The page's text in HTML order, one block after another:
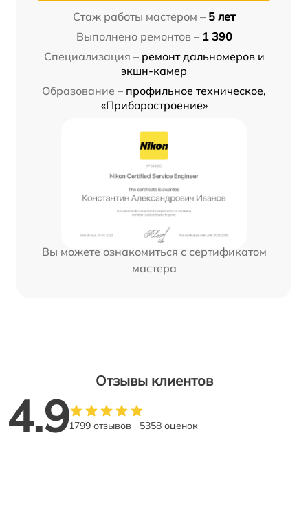
Стаж работы мастером – 5 лет
Выполнено ремонтов – 1 390
Специализация – ремонт дальномеров и
экшн-камер
Образование – профильное техническое,
«Приборостроение»
Вы можете ознакомиться с сертификатом
мастера
Отзывы клиентов
4.91799 отзывов 5358 оценок